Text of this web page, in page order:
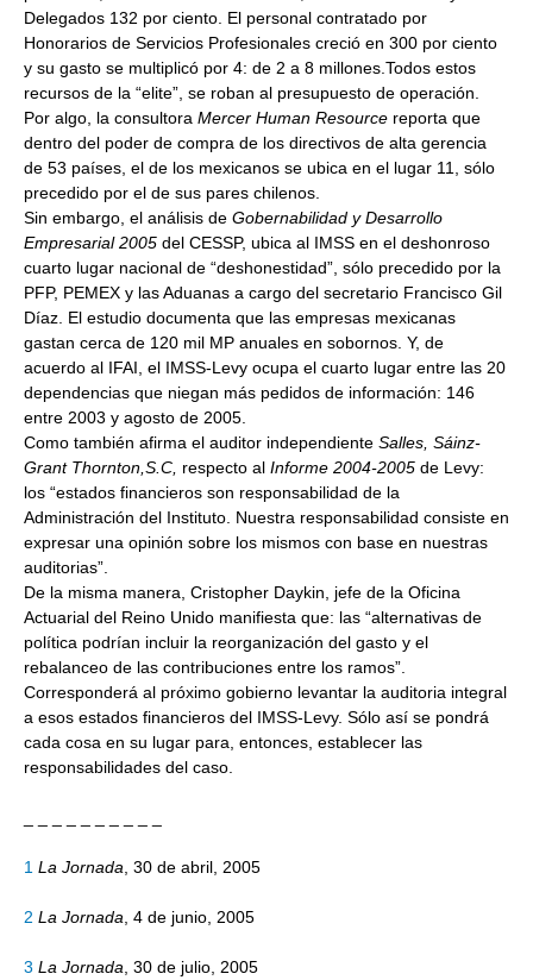
Delegados 132 por ciento. El personal contratado por
Honorarios de Servicios Profesionales creció en 300 por ciento
y su gasto se multiplicó por 4: de 2 a 8 millones.Todos estos
recursos de la “elite”, se roban al presupuesto de operación.
Por algo, la consultora Mercer Human Resource reporta que
dentro del poder de compra de los directivos de alta gerencia
de 53 países, el de los mexicanos se ubica en el lugar 11, sólo
precedido por el de sus pares chilenos.
Sin embargo, el análisis de Gobernabilidad y Desarrollo
Empresarial 2005 del CESSP, ubica al IMSS en el deshonroso
cuarto lugar nacional de “deshonestidad”, sólo precedido por la
PFP, PEMEX y las Aduanas a cargo del secretario Francisco Gil
Díaz. El estudio documenta que las empresas mexicanas
gastan cerca de 120 mil MP anuales en sobornos. Y, de
acuerdo al IFAI, el IMSS-Levy ocupa el cuarto lugar entre las 20
dependencias que niegan más pedidos de información: 146
entre 2003 y agosto de 2005.
Como también afirma el auditor independiente Salles, Sáinz-
Grant Thornton,S.C, respecto al Informe 2004-2005 de Levy:
los “estados financieros son responsabilidad de la
Administración del Instituto. Nuestra responsabilidad consiste en
expresar una opinión sobre los mismos con base en nuestras
auditorias”.
De la misma manera, Cristopher Daykin, jefe de la Oficina
Actuarial del Reino Unido manifiesta que: las “alternativas de
política podrían incluir la reorganización del gasto y el
rebalanceo de las contribuciones entre los ramos”.
Corresponderá al próximo gobierno levantar la auditoria integral
a esos estados financieros del IMSS-Levy. Sólo así se pondrá
cada cosa en su lugar para, entonces, establecer las
responsabilidades del caso.
1 La Jornada , 30 de abril, 2005
2 La Jornada , 4 de junio, 2005
3 La Jornada , 30 de julio, 2005